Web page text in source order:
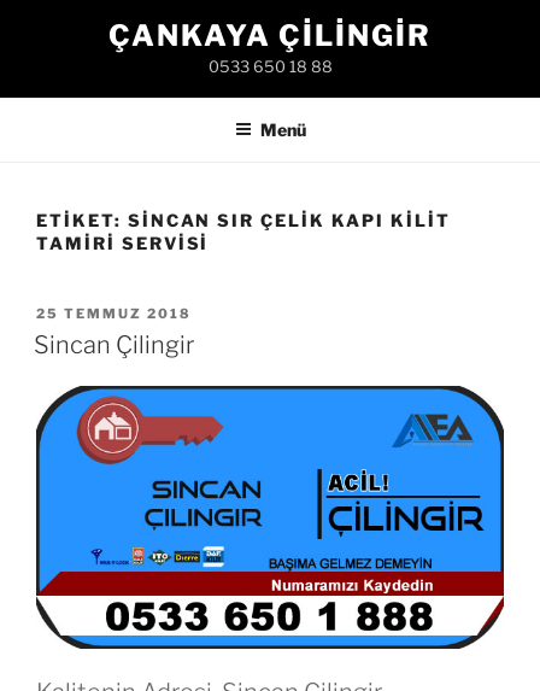
ÇANKAYA ÇILINGIR
0533 650 18 88
Menü
ETIKET: SINCAN SIR ÇELIK KAPI KILIT
TAMIRI SERVISI
YAYIM
TARIHI
25 TEMMUZ 2018
Sincan Çilingir